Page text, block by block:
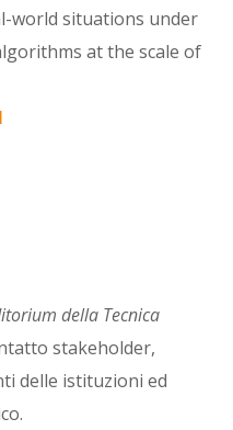
world situations under
at the scale of
della Tecnica
stakeholder,
delle istituzioni ed